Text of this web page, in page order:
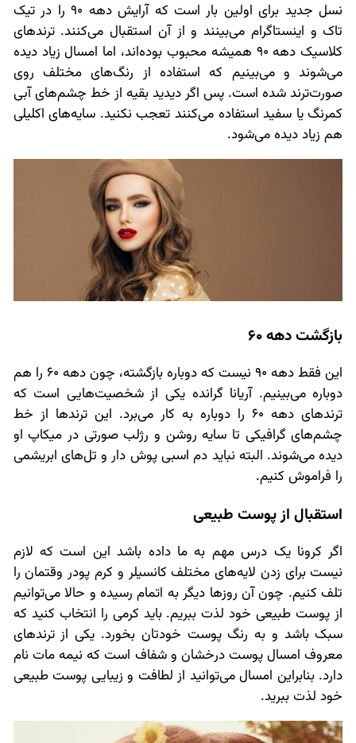
نسل جدید برای اولین بار است که آرایش دهه 90 را در تیک
تاک و اینستاگرام می‌بینند و از آن استقبال می‌کنند. ترندهای
کلاسیک دهه 90 همیشه محبوب بوده‌اند، اما امسال زیاد دیده
می‌شوند و می‌بینیم که استفاده از رنگ‌های مختلف روی
صورت‌ترند شده است. پس اگر دیدید بقیه از خط چشم‌های آبی
کمرنگ یا سفید استفاده می‌کنند تعجب نکنید. سایه‌های اکلیلی
هم زیاد دیده می‌شود.
بازگشت دهه 60
این فقط دهه 90 نیست که دوباره بازگشته، چون دهه 60 را هم
دوباره می‌بینیم. آریانا گرانده یکی از شخصیت‌هایی است که
ترندهای دهه 60 را دوباره به کار می‌برد. این ترندها از خط
چشم‌های گرافیکی تا سایه روشن و رژلب صورتی در میکاپ او
دیده می‌شوند. البته نباید دم اسبی پوش دار و تل‌های ابریشمی
را فراموش کنیم.
استقبال از پوست طبیعی
اگر کرونا یک درس مهم به ما داده باشد این است که لازم
نیست برای زدن لایه‌های مختلف کانسیلر و کرم پودر وقتمان را
تلف کنیم. چون آن روزها دیگر به اتمام رسیده و حالا می‌توانیم
از پوست طبیعی خود لذت ببریم. باید کرمی را انتخاب کنید که
سبک باشد و به رنگ پوست خودتان بخورد. یکی از ترندهای
معروف امسال پوست درخشان و شفاف است که نیمه مات نام
دارد. بنابراین امسال می‌توانید از لطافت و زیبایی پوست طبیعی
خود لذت ببرید.